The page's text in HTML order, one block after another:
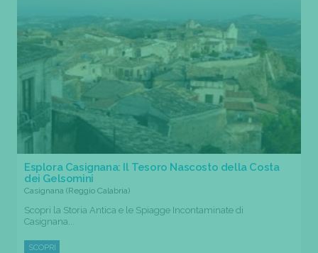
Esplora Casignana: Il Tesoro Nascosto della Costa
dei Gelsomini
Casignana (Reggio Calabria)
Scopri la Storia Antica e le Spiagge Incontaminate di
Casignana...
SCOPRI